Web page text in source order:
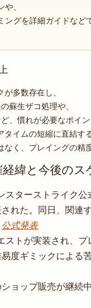
、
ングを詳細ガイドなど
多数存在し、
蘇生ザコ処理や、
、慣れが必要なポイ
タイムの短縮に直結す
く、プレイングの精
緯と今後のス
スターストライク
れた。同日、関連
公式発表
ストが実装され、
度ギミックによる
ョップ販売が継続